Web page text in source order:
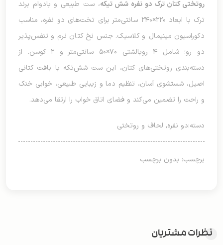
روتختی کتان ترک دو نفره شش تیکه، ست طبیعی و بادوام برند
ترک با ابعاد ۲۲۰×۲۴۰ سانتی‌متر برای تخت‌های دو نفره، مناسب
دکوراسیون مینیمال و کلاسیک. جنس نخ کتان نرم و تنفس‌پذیر
دو رو؛ شامل ۴ روبالشتی ۷۰×۵۰ سانتی‌متر و ۲ کوسن. از
دسته‌بندی روتختی‌های کتان، این ست شش‌تکه با بافت کتانی
اصیل، شستشوی آسان، تنظیم دما و زیبایی طبیعی، خوابی خنک
و راحت را تضمین می‌کند و فضای اتاق خواب را ارتقا می‌دهد.
دسته:دو نفره, لحاف و روتختی
برچسب: بدون برچسب
نظرات مشتریان